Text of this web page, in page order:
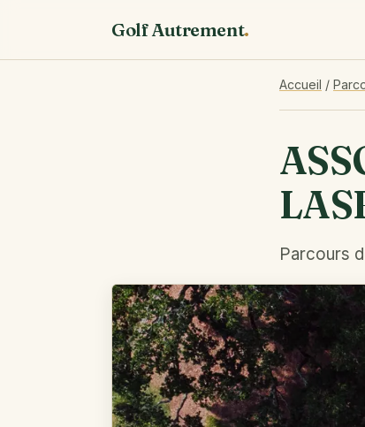
Golf Autrement.
Accueil /
Parcours